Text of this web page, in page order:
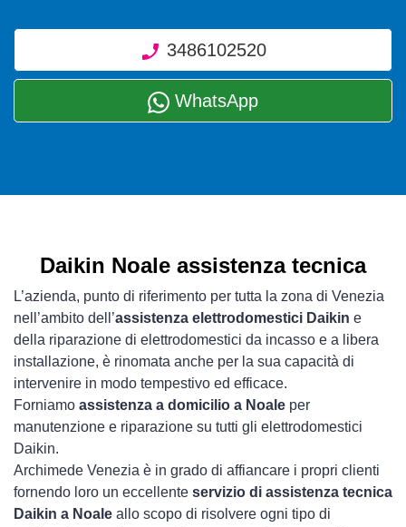
3486102520
WhatsApp
Daikin Noale assistenza tecnica
L’azienda, punto di riferimento per tutta la zona di Venezia
nell’ambito dell’assistenza elettrodomestici Daikin e
della riparazione di elettrodomestici da incasso e a libera
installazione, è rinomata anche per la sua capacità di
intervenire in modo tempestivo ed efficace.
Forniamo assistenza a domicilio a Noale per
manutenzione e riparazione su tutti gli elettrodomestici
Daikin.
Archimede Venezia è in grado di affiancare i propri clienti
fornendo loro un eccellente servizio di assistenza tecnica
Daikin a Noale allo scopo di risolvere ogni tipo di